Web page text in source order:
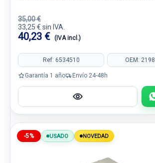
35,00 €
33,25 € sin IVA.
40,23 € (IVA incl.)
Ref: 6534510 OEM:
Garantía 1 año Envío 24-48h
-5% USADO NOVEDAD